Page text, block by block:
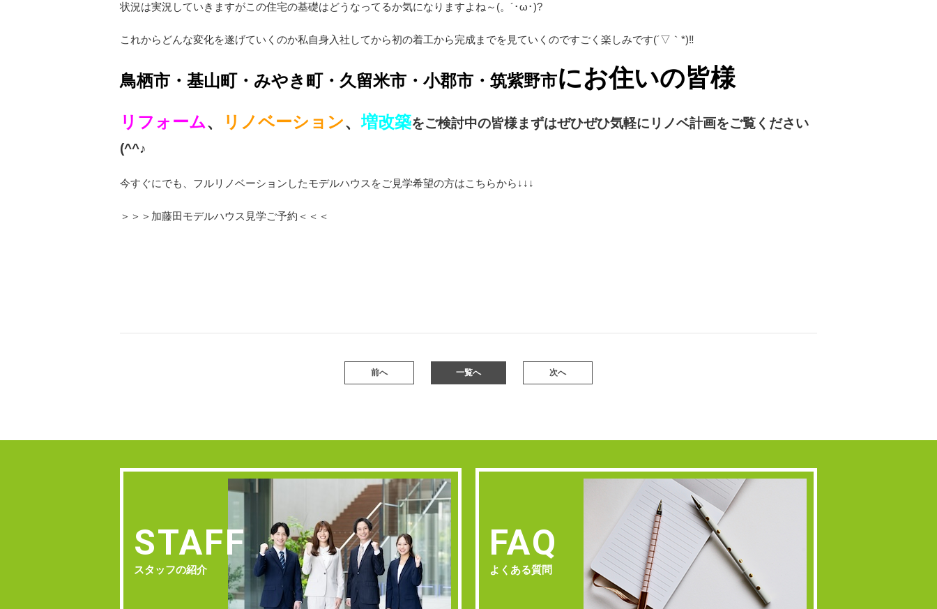
状況は実況していきますがこの住宅の基礎はどうなってるか気になりますよね～(。´･ω･)?
これからどんな変化を遂げていくのか私自身入社してから初の着工から完成までを見ていくのですごく楽しみです(´▽｀*)‼
鳥栖市・基山町・みやき町・久留米市・小郡市・筑紫野市にお住いの皆様
リフォーム、 リノベーション、増改築をご検討中の皆様まずはぜひぜひ気軽に リノベ計画をご覧ください
(^^♪
今すぐにでも、フルリノベーションしたモデルハウスをご見学希望の方はこちらから↓↓↓
＞＞＞加藤田モデルハウス見学ご予約＜＜＜
前へ 一覧へ 次へ
STAFF
スタッフの紹介
FAQ
よくある質問